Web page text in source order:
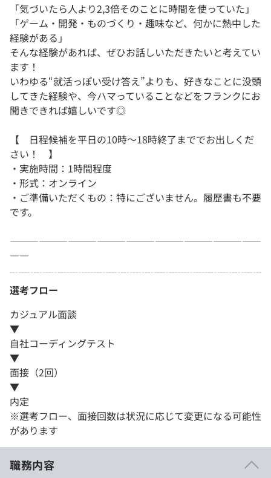
「気づいたら人より2,3倍そのことに時間を使っていた」
「ゲーム・開発・ものづくり・趣味など、何かに熱中した
経験がある」
そんな経験があれば、ぜひお話しいただきたいと考えてい
ます！
いわゆる“就活っぽい受け答え”よりも、好きなことに没頭
してきた経験や、今ハマっていることなどをフランクにお
聞きできれば嬉しいです◎
【 日程候補を平日の10時〜18時終了まででお出しくだ
さい！ 】
・実施時間：1時間程度
・形式：オンライン
・ご準備いただくもの：特にございません。履歴書も不要
です。
――――――――――――――――――――――――――
――
選考フロー
カジュアル面談
▼
自社コーディングテスト
▼
面接（2回）
▼
内定
※選考フロー、面接回数は状況に応じて変更になる可能性
があります
職務内容